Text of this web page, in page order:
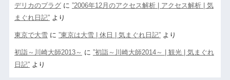
デリカのプラグに ”2006年12月のアクセス解析 | アクセス解析 | 気
まぐれ日記”より
東京で大雪に ”東京は大雪 | 休日 | 気まぐれ日記”より
初詣～川崎大師2013～ に ”初詣～川崎大師2014～ | 観光 | 気まぐれ
日記”より